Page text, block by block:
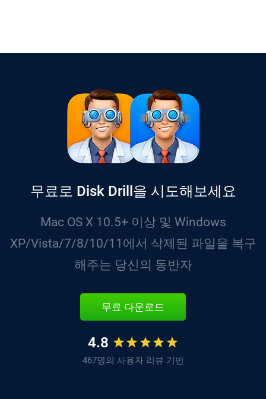
무료로 Disk Drill을 시도해보세요
Mac OS X 10.5+ 이상 및 Windows
XP/Vista/7/8/10/11에서 삭제된 파일을 복구
해주는 당신의 동반자
무료 다운로드
4.8
467명의 사용자 리뷰 기반